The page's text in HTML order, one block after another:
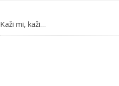
Kaži mi, kaži…